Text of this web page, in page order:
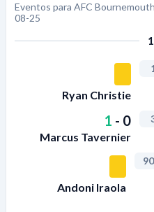
Eventos para AFC
08-25
Ryan Christie
1 - 0
Marcus Tavernier
Andoni Iraola
90